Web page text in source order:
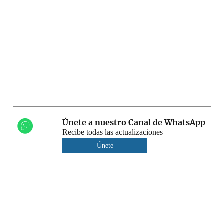
Únete a nuestro Canal de WhatsApp
Recibe todas las actualizaciones
Únete